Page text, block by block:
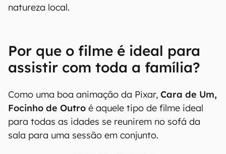
natureza local.
Por que o filme é ideal para
assistir com toda a família?
Como uma boa animação da Pixar, Cara de Um,
Focinho de Outro é aquele tipo de filme ideal
para todas as idades se reunirem no sofá da
sala para uma sessão em conjunto.